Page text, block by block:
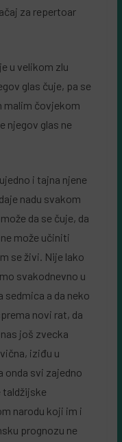
za repertoar
u velikom zlu
glas čuje, pa se
malim čovjekom
njegov glas ne
ujedno i tajna njene
nadu svakom
da se čuje, da
može učiniti
se živi. Nije lako
svakodnevno u
a da neko
novi rat, da
još zvecka
iziđu u
onda svi zajedno
taldžijske
narodu koji im i
prognozu ne